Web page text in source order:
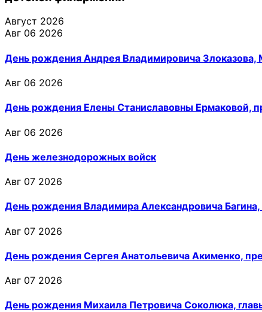
Август 2026
Авг 06 2026
День рождения Андрея Владимировича Злоказова,
Авг 06 2026
День рождения Елены Станиславовны Ермаковой,
Авг 06 2026
День железнодорожных войск
Авг 07 2026
День рождения Владимира Александровича
Авг 07 2026
День рождения Сергея Анатольевича Акименко,
Авг 07 2026
День рождения Михаила Петровича Соколюка,